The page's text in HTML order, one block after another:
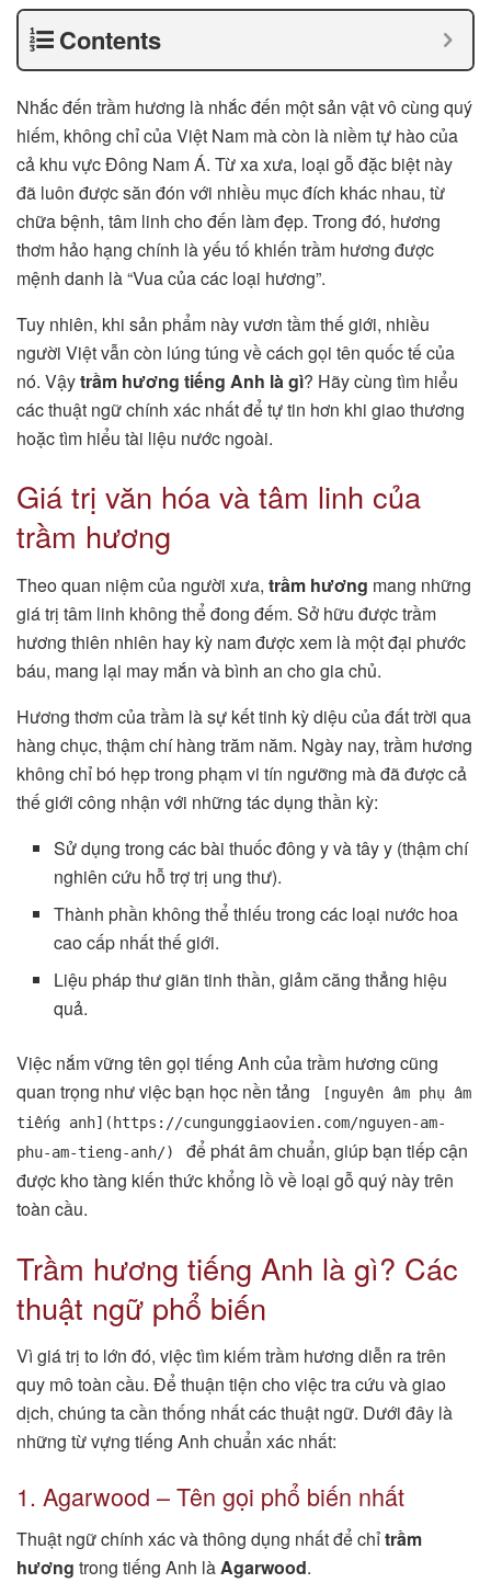
Contents
Nhắc đến trầm hương là nhắc đến một sản vật vô cùng quý
hiếm, không chỉ của Việt Nam mà còn là niềm tự hào của
cả khu vực Đông Nam Á. Từ xa xưa, loại gỗ đặc biệt này
đã luôn được săn đón với nhiều mục đích khác nhau, từ
chữa bệnh, tâm linh cho đến làm đẹp. Trong đó, hương
thơm hảo hạng chính là yếu tố khiến trầm hương được
mệnh danh là “Vua của các loại hương”.
Tuy nhiên, khi sản phẩm này vươn tầm thế giới, nhiều
người Việt vẫn còn lúng túng về cách gọi tên quốc tế của
nó. Vậytrầm hương tiếng Anh là gì? Hãy cùng tìm hiểu
các thuật ngữ chính xác nhất để tự tin hơn khi giao thương
hoặc tìm hiểu tài liệu nước ngoài.
Giá trị văn hóa và tâm linh của
trầm hương
Theo quan niệm của người xưa, trầm hương mang những
giá trị tâm linh không thể đong đếm. Sở hữu được trầm
hương thiên nhiên hay kỳ nam được xem là một đại phước
báu, mang lại may mắn và bình an cho gia chủ.
Hương thơm của trầm là sự kết tinh kỳ diệu của đất trời qua
hàng chục, thậm chí hàng trăm năm. Ngày nay, trầm hương
không chỉ bó hẹp trong phạm vi tín ngưỡng mà đã được cả
thế giới công nhận với những tác dụng thần kỳ:
Sử dụng trong các bài thuốc đông y và tây y (thậm chí
nghiên cứu hỗ trợ trị ung thư).
Thành phần không thể thiếu trong các loại nước hoa
cao cấp nhất thế giới.
Liệu pháp thư giãn tinh thần, giảm căng thẳng hiệu
quả.
Việc nắm vững tên gọi tiếng Anh của trầm hương cũng
quan trọng như việc bạn học nền tảng
[nguyên âm phụ âm
tiếng anh](https://cungunggiaovien.com/nguyen-am-
phu-am-tieng-anh/)
để phát âm chuẩn, giúp bạn tiếp cận
được kho tàng kiến thức khổng lồ về loại gỗ quý này trên
toàn cầu.
Trầm hương tiếng Anh là gì? Các
thuật ngữ phổ biến
Vì giá trị to lớn đó, việc tìm kiếm trầm hương diễn ra trên
quy mô toàn cầu. Để thuận tiện cho việc tra cứu và giao
dịch, chúng ta cần thống nhất các thuật ngữ. Dưới đây là
những từ vựng tiếng Anh chuẩn xác nhất:
1. Agarwood – Tên gọi phổ biến nhất
Thuật ngữ chính xác và thông dụng nhất để chỉtrầm
hương trong tiếng Anh làAgarwood.